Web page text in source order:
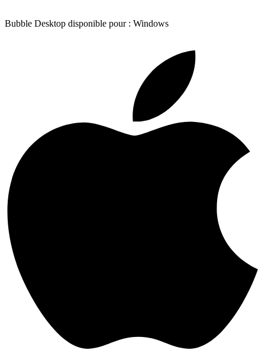
Bubble Desktop disponible pour : Windows